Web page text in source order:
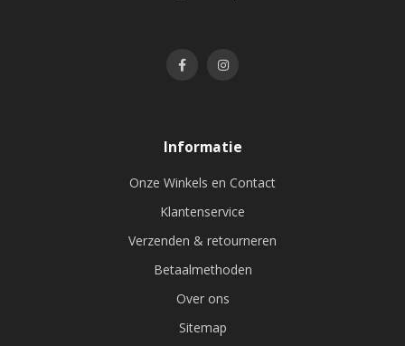
Informatie
Onze Winkels en Contact
Klantenservice
Verzenden & retourneren
Betaalmethoden
Over ons
Sitemap